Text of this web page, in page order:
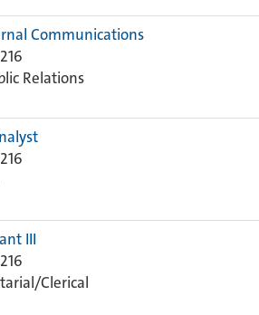
Communications
Relations
III
Clerical